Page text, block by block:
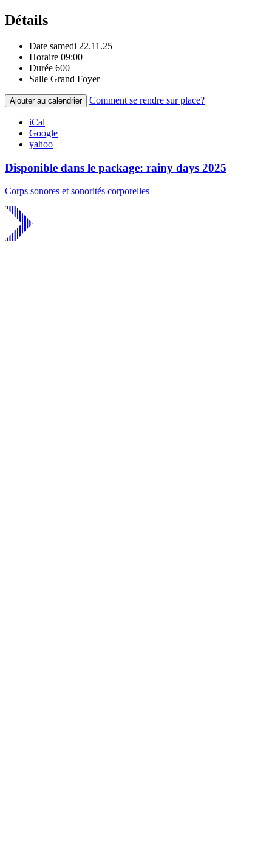
Détails
Date samedi 22.11.25
Horaire 09:00
Durée 600
Salle Grand Foyer
Ajouter au calendrier Comment se rendre sur place?
iCal
Google
yahoo
Disponible dans le package: rainy days 2025
Corps sonores et sonorités corporelles